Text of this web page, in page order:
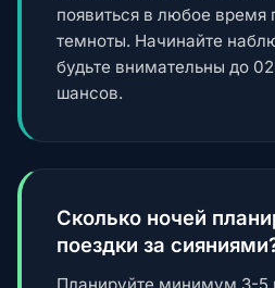
появиться в любое время
темноты. Начинайте
будьте внимательны до
шансов.
Сколько ночей
поездки за